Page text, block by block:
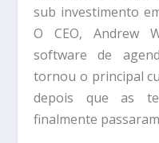
sub investimento
O CEO, Andrew
software de
tornou o principal
depois que as
finalmente